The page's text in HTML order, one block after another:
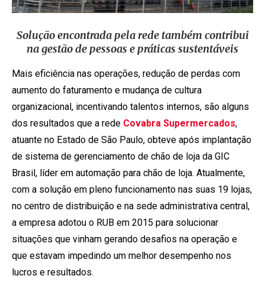
Solução encontrada pela rede também contribui
na gestão de pessoas e práticas sustentáveis
Mais eficiência nas operações, redução de perdas com
aumento do faturamento e mudança de cultura
organizacional, incentivando talentos internos, são alguns
dos resultados que a rede Covabra Supermercados,
atuante no Estado de São Paulo, obteve após implantação
de sistema de gerenciamento de chão de loja da GIC
Brasil, líder em automação para chão de loja. Atualmente,
com a solução em pleno funcionamento nas suas 19 lojas,
no centro de distribuição e na sede administrativa central,
a empresa adotou o RUB em 2015 para solucionar
situações que vinham gerando desafios na operação e
que estavam impedindo um melhor desempenho nos
lucros e resultados.